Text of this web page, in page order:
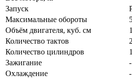
Запуск
Максимальные обороты
Объём двигателя, куб. см
Количество тактов
2
Количество цилиндров
1
Зажигание
-
Охлаждение
-